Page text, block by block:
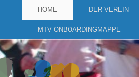
HOME DER VEREIN
MTV ONBOARDINGMAPPE